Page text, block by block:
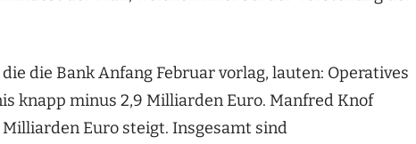
die Bank Anfang Februar vorlag, lauten: Operatives
knapp minus 2,9 Milliarden Euro. Manfred Knof
Euro steigt. Insgesamt sind